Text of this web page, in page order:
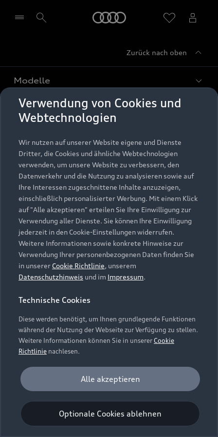
Zurück nach oben
Modelle
Alle Modelle
Elektromodelle
Plug-in-Hybride
Kaufen & leasen
Neuwagensuche
Gebrauchtwagensuche
Gebrauchtwagen
Finanzierung
Aktionen & Angebote
Geschäftskunden
Saisonale Angebote
Audi Services
Garantie
Audi digital services
myAudi
Support
Kundenservice
Händlersuche
Audi Code
Häufige Fragen (FAQ)
Audi Online Beratung
Bordbuch & Bedienungsanleitungen
Verträge kündigen
Vertrag widerrufen
Über Audi
Unternehmen
Karriere
Investor Relations
Presse & Media Center
Datenschutz
Audi erleben
Newsletter
© 2026 AUDI AG. Alle Rechte vorbehalten
Datenschutzinformation
Cookie-Richtlinie
Barrierefreiheit
Digital Services Act
EU Data Act
Embleme am Fahrzeug bei allen Abbildungen auf dieser
Webseite kann abweichen.
Verwendung von Cookies und
Webtechnologien
Wir nutzen auf unserer Website eigene und Dienste
Dritter, die Cookies und ähnliche Webtechnologien
verwenden, um unsere Website zu verbessern, den
Datenverkehr und die Nutzung zu analysieren sowie auf
Ihre Interessen zugeschnittene Inhalte anzuzeigen,
einschließlich personalisierter Werbung. Mit einem Klick
auf "Alle akzeptieren" erteilen Sie Ihre Einwilligung zur
Verwendung aller Dienste. Sie können Ihre Einwilligung
jederzeit in den Cookie-Einstellungen widerrufen.
Weitere Informationen sowie konkrete Hinweise zur
Verwendung Ihrer personenbezogenen Daten finden Sie
in unserer Cookie Richtlinie, unserem
Datenschutzhinweis und im Impressum.
Technische Cookies
Diese werden benötigt, um Ihnen grundlegende Funktionen
während der Nutzung der Webseite zur Verfügung zu stellen.
Weitere Informationen können Sie in unsererCookie
Richtlinie nachlesen.
Analyse und Statistik
Performance Cookies sammeln Informationen
darüber, wie unsere Webseite genutzt wird (z. B.
Anzahl der Besuche, Verweildauer). Diese Cookies
werden zur Optimierung der Webseite verwendet.
Optionale Cookies ablehnen
Alle akzeptieren